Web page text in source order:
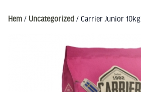
Hem / Uncategorized / Carrier Junior 10kg